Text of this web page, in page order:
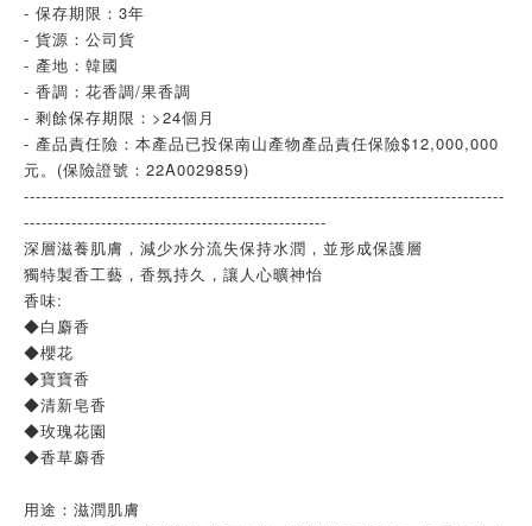
- 保存期限：3年
- 貨源：公司貨
- 產地：韓國
- 香調：花香調/果香調
- 剩餘保存期限：>24個月
- 產品責任險：本產品已投保南山產物產品責任保險$12,000,000
元。(保險證號：22A0029859)
---------------------------------------------------------------------------------
---------------------------------------------------
深層滋養肌膚，減少水分流失保持水潤，並形成保護層
獨特製香工藝，香氛持久，讓人心曠神怡
香味:
◆白麝香
◆櫻花
◆寶寶香
◆清新皂香
◆玫瑰花園
◆香草麝香
用途：滋潤肌膚